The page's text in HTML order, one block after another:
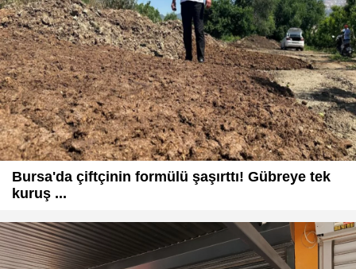
Bursa'da çiftçinin formülü şaşırttı! Gübreye tek
kuruş ...